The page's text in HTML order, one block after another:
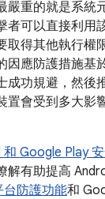
嚴重的就是系統
者可以直接利用
得其他執行權限
因應防護措施基
成功規避，然後
置會受到多大影
和 Google Play
解有助提高
台防護功能和